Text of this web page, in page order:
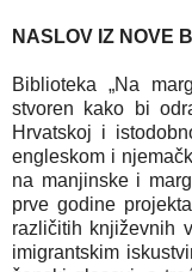
NASLOV IZ NOVE
Biblioteka „Na
stvoren kako bi
Hrvatskoj i
engleskom i
na manjinske i
prve godine
različitih književnih
imigrantskim